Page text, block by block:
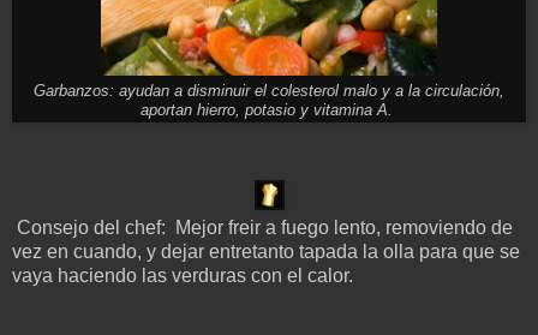
Garbanzos: ayudan a disminuir el colesterol malo y a la circulación,
aportan hierro, potasio y vitamina A.
Consejo del chef: Mejor freir a fuego lento, removiendo de
vez en cuando, y dejar entretanto tapada la olla para que se
vaya haciendo las verduras con el calor.